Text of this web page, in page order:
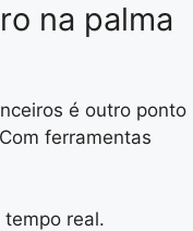
na palma
é outro ponto
ferramentas
real.